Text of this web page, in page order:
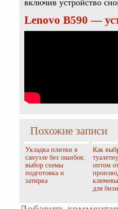
включив устройство
Lenovo B590 —
Похожие записи
Укладка плитки в
санузле без ошибок:
выбор схемы
подготовка и
затирка
Как
оптом
для